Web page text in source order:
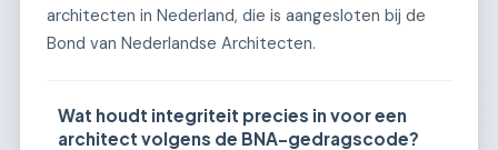
architecten in Nederland, die is aangesloten bij de
Bond van Nederlandse Architecten.
Wat houdt integriteit precies in voor een
architect volgens de BNA-gedragscode?